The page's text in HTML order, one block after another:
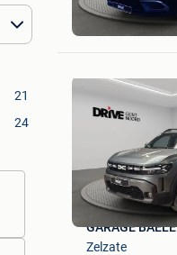
21
24
GARAGE BAELE
Zelzate
GARAGE BAELE
Zelzate